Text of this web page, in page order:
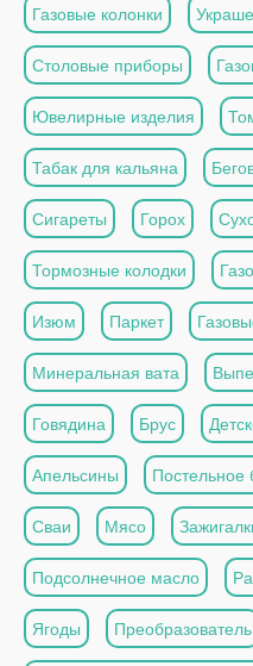
Газовые колонки
Столовые приборы
Ювелирные изделия
Табак для кальяна
Сигареты Горох
Тормозные колодки
Изюм Паркет
Минеральная вата
Говядина Брус
Апельсины Постельное
Сваи Мясо
Подсолнечное масло
Ягоды Преобразователь